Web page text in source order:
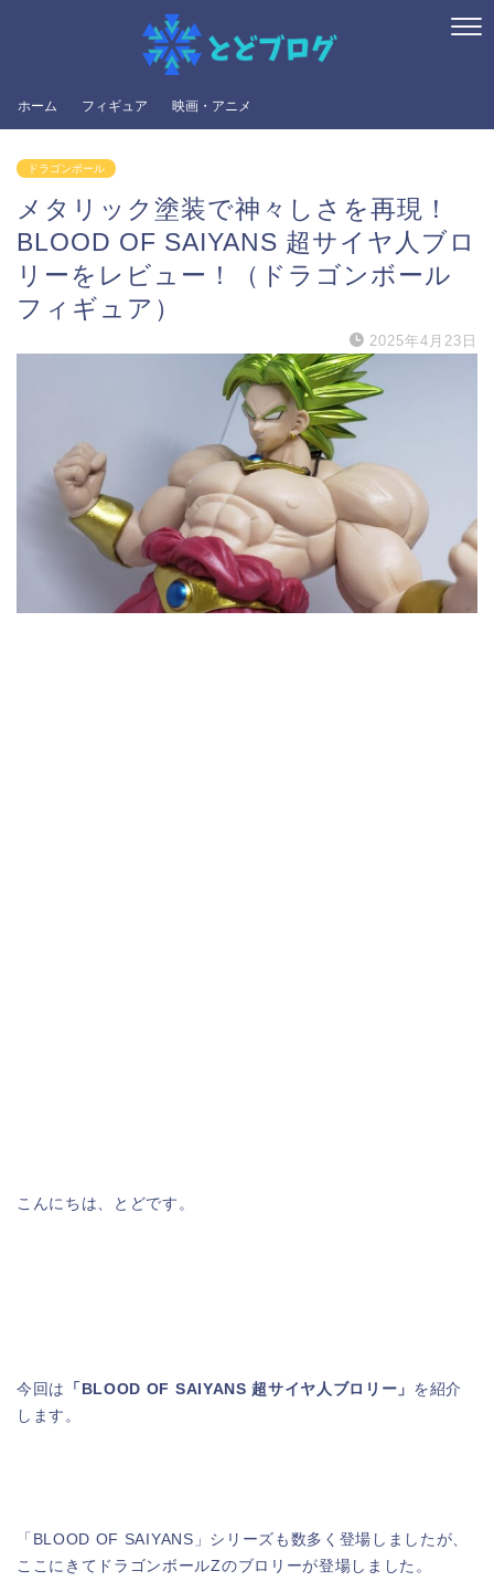
ホーム フィギュア 映画・アニメ
ドラゴンボール
メタリック塗装で神々しさを再現！
BLOOD OF SAIYANS 超サイヤ人ブロ
リーをレビュー！（ドラゴンボール
フィギュア）
2025年4月23日
こんにちは、とどです。
今回は 「BLOOD OF SAIYANS 超サイヤ人ブロリー」 を紹介
します。
「BLOOD OF SAIYANS」シリーズも数多く登場しましたが、
ここにきてドラゴンボールZのブロリーが登場しました。